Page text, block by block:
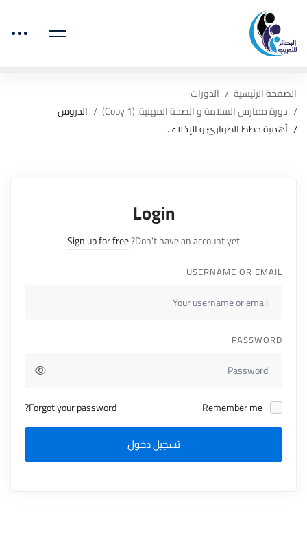
الصفحة الرئيسية
الدورات
دورة ممارس السلامة و الصحة المهنية. (Copy 1)
الدروس
أهمية خطط الطوارئ و الإخلاء .
Login
Don't have an account yet?
Sign up for free
USERNAME OR EMAIL
PASSWORD
Forgot your password?
تسجيل دخول